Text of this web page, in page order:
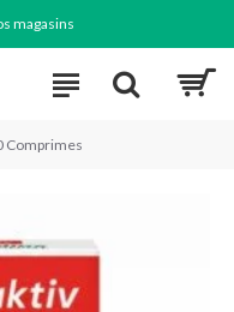
magasins
Comprimes